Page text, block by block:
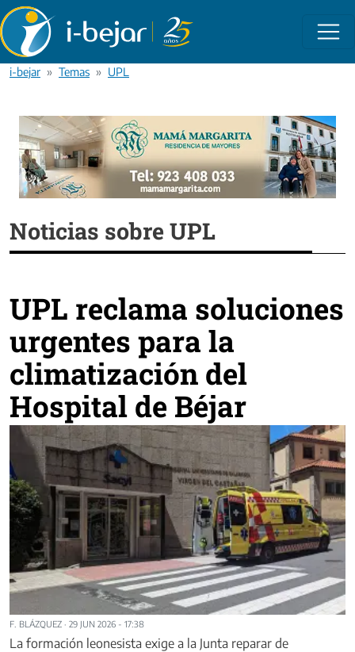
Pasar al contenido principal
i-bejar Temas UPL
Noticias sobre UPL
UPL reclama soluciones
urgentes para la
climatización del
Hospital de Béjar
F. BLÁZQUEZ · 29 JUN 2026 - 17:38
La formación leonesista exige a la Junta reparar de